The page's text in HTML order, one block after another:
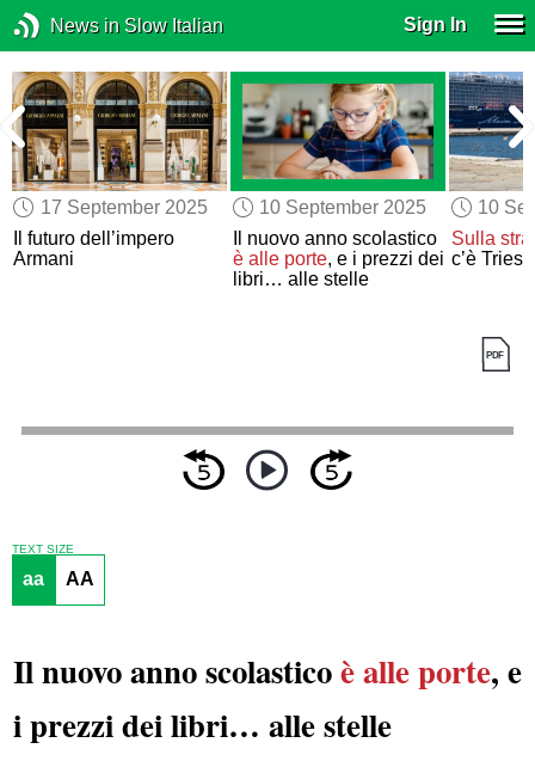
News in Slow Italian Sign In
17 September 2025
Il futuro dell’impero
Armani
10 September 2025
Il nuovo anno scolastico
è alle porte, e i prezzi dei
libri… alle stelle
10
Sulla
c’è
TEXT SIZE
aa AA
Il nuovo anno scolasticoè alle porte, e
i prezzi dei libri… alle stelle